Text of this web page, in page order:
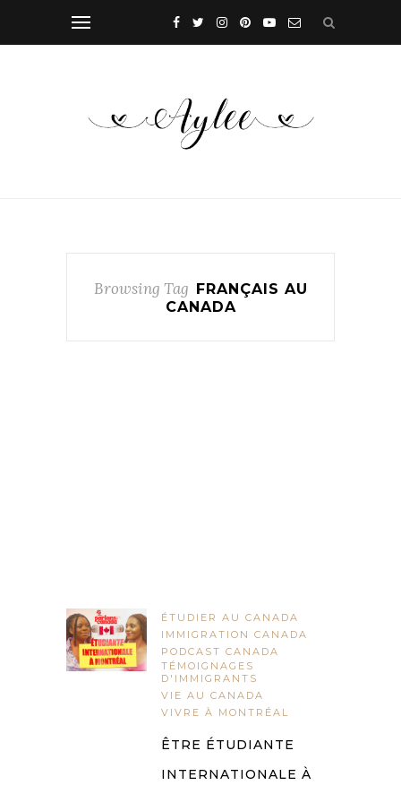
Browsing Tag
FRANÇAIS AU
CANADA
ÉTUDIER AU CANADA
IMMIGRATION CANADA
PODCAST CANADA
TÉMOIGNAGES
D'IMMIGRANTS
VIE AU CANADA
VIVRE À MONTRÉAL
ÊTRE ÉTUDIANTE
INTERNATIONALE À